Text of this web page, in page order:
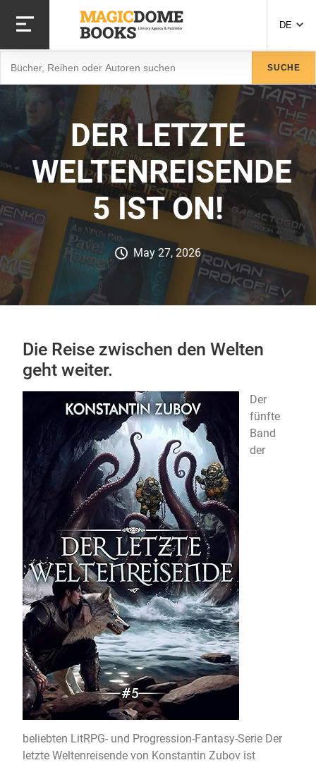
zum
Inhalt
DE
SUCHE
DER LETZTE
WELTENREISENDE
5 IST ON!
May 27, 2026
Die Reise zwischen den Welten
geht weiter.
Der
fünfte
Band
der
beliebten LitRPG- und Progression-Fantasy-Serie Der
letzte Weltenreisende von Konstantin Zubov ist